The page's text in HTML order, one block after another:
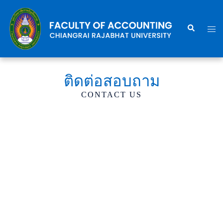
content
Search
ติดต่อสอบถาม
CONTACT US